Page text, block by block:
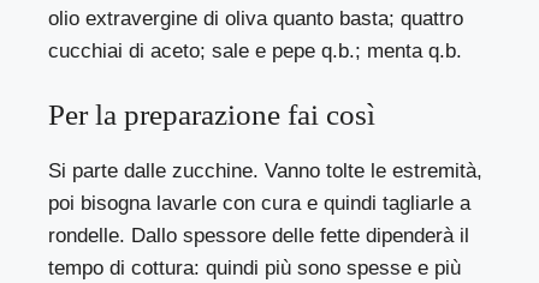
olio extravergine di oliva quanto basta; quattro
cucchiai di aceto; sale e pepe q.b.; menta q.b.
Per la preparazione fai così
Si parte dalle zucchine. Vanno tolte le estremità,
poi bisogna lavarle con cura e quindi tagliarle a
rondelle. Dallo spessore delle fette dipenderà il
tempo di cottura: quindi più sono spesse e più